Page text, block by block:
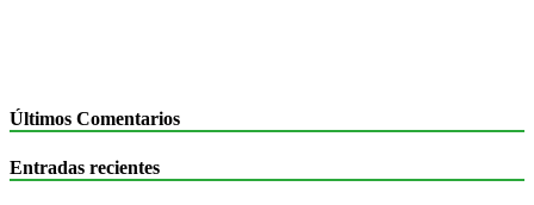
Últimos Comentarios
Entradas recientes